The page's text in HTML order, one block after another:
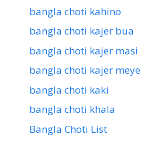
bangla choti kahino
bangla choti kajer bua
bangla choti kajer masi
bangla choti kajer meye
bangla choti kaki
bangla choti khala
Bangla Choti List